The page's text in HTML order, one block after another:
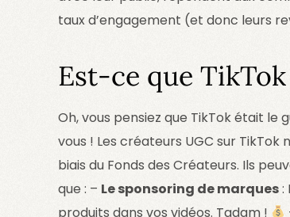
taux d’engagement (et donc leurs
Est-ce que
Oh, vous pensiez que TikTok était
vous ! Les créateurs UGC sur
biais du Fonds des Créateurs. Ils
que : – Le sponsoring de marques:
produits dans vos vidéos. Tadam !